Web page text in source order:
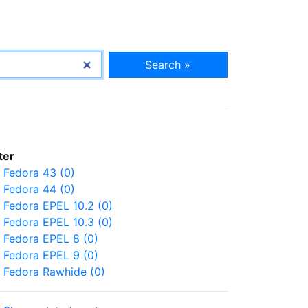
Search »
Fedora 43 (0)
Fedora 44 (0)
Fedora EPEL 10.2 (0)
Fedora EPEL 10.3 (0)
Fedora EPEL 8 (0)
Fedora EPEL 9 (0)
Fedora Rawhide (0)